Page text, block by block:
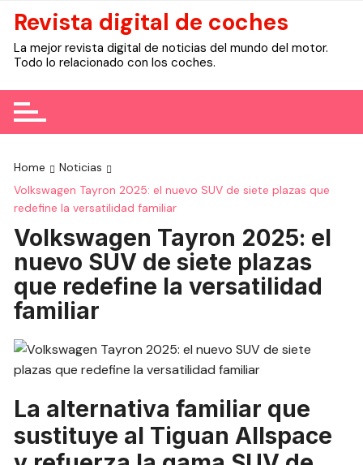
content
Revista digital de coches
La mejor revista digital de noticias del mundo del motor.
Todo lo relacionado con los coches.
Home
Noticias
Volkswagen Tayron 2025: el nuevo SUV de siete plazas que
redefine la versatilidad familiar
Volkswagen Tayron 2025: el
nuevo SUV de siete plazas
que redefine la versatilidad
familiar
La alternativa familiar que
sustituye al Tiguan Allspace